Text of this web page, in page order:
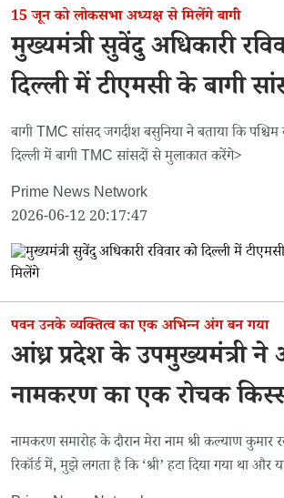
15 जून को लोकसभा अध्यक्ष से मिलेंगे बागी
मुख्यमंत्री सुवेंदु अधिकारी
दिल्ली में टीएमसी के बागी
मिलेंगे
बागी TMC सांसद जगदीश बसुनिया ने बताया कि
दिल्ली में बागी TMC सांसदों से मुलाकात करेंगे>
Prime News Network
2026-06-12 20:17:47
पवन उनके व्यक्तित्व का एक अभिन्न अंग बन गया
आंध्र प्रदेश के उपमुख्यमंत्री
नामकरण का एक रोचक
किया
नामकरण समारोह के दौरान मेरा नाम श्री कल्याण
रिकॉर्ड में, मुझे लगता है कि ‘श्री’ हटा दिया गया था
गया था।